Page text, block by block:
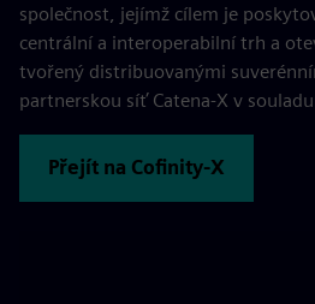
společnost, jejímž cílem je
centrální a interoperabilní trh a
tvořený distribuovanými
partnerskou síť Catena-X v
Přejít na Cofinity-X